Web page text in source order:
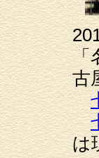
「
古
は